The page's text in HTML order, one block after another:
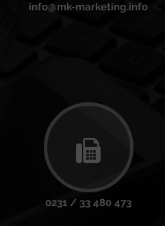
info@mk-marketing.info
0231 / 33 480 473